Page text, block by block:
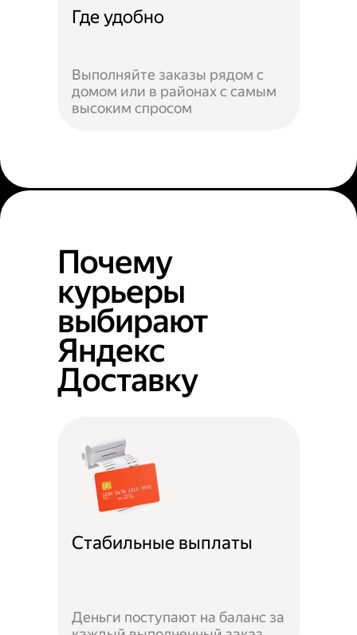
Где удобно
Выполняйте заказы рядом с
домом или в районах с самым
высоким спросом
Почему
курьеры
выбирают
Яндекс
Доставку
Стабильные выплаты
Деньги поступают на баланс за